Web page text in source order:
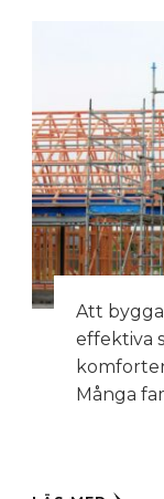
Att
effektiva
Många